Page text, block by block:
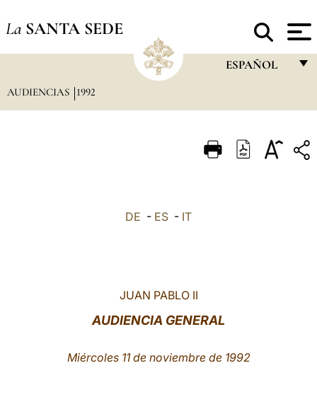
La SANTA SEDE
ESPAÑOL
ITALIANO
AUDIENCIAS 1992
DE - ES - IT
JUAN PABLO II
AUDIENCIA GENERAL
Miércoles 11 de noviembre de 1992